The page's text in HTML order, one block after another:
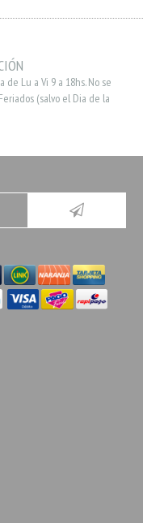
Lu a Vi 9 a 18hs. No se
(salvo el Dia de la